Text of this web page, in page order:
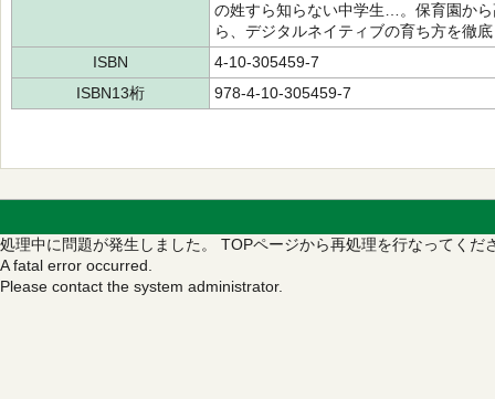
の姓すら知らない中学生…。保育園か
ら、デジタルネイティブの育ち方を徹
ISBN
4-10-305459-7
ISBN13桁
978-4-10-305459-7
処理中に問題が発生しました。 TOPページから再処理を行なってくだ
A fatal error occurred.
Please contact the system administrator.